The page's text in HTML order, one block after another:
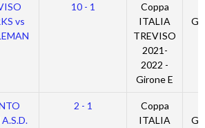
vs
10 - 1
Coppa
ITALIA
TREVISO
2021-
2022 -
Girone E
2 - 1
Coppa
ITALIA